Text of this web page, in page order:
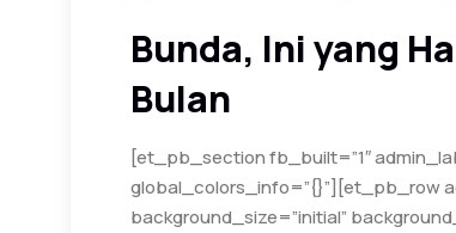
Bunda, Ini yang
Bulan
[et_pb_section fb_built=”1″
global_colors_info=”{}”][et_pb_row
background_size=”initial”